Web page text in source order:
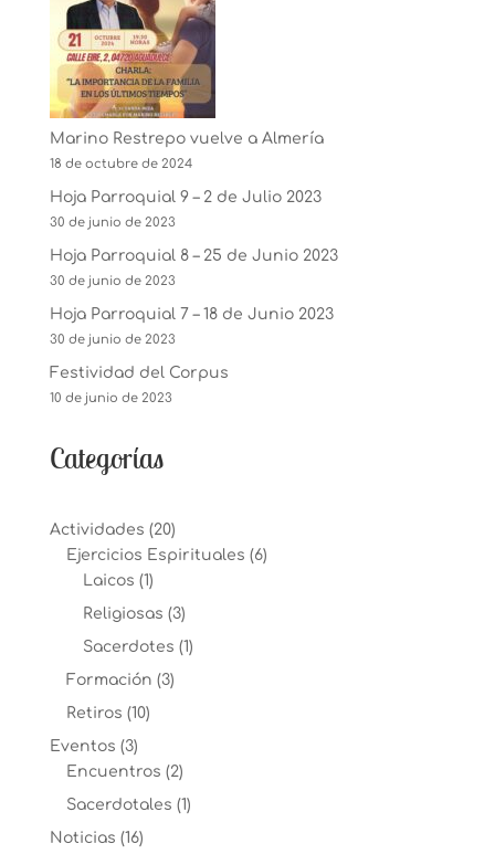
Marino Restrepo vuelve a Almería
18 de octubre de 2024
Hoja Parroquial 9 – 2 de Julio 2023
30 de junio de 2023
Hoja Parroquial 8 – 25 de Junio 2023
30 de junio de 2023
Hoja Parroquial 7 – 18 de Junio 2023
30 de junio de 2023
Festividad del Corpus
10 de junio de 2023
Categorías
Actividades (20)
Ejercicios Espirituales (6)
Laicos (1)
Religiosas (3)
Sacerdotes (1)
Formación (3)
Retiros (10)
Eventos (3)
Encuentros (2)
Sacerdotales (1)
Noticias (16)